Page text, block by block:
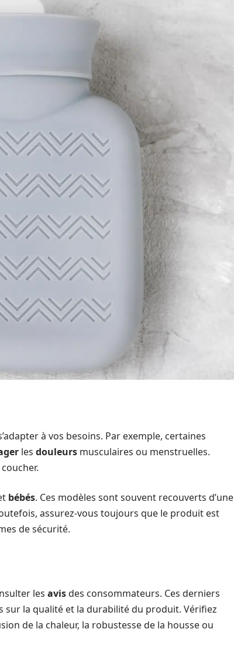
à vos besoins. Par exemple, certaines
les douleurs musculaires ou menstruelles.
bébés. Ces modèles sont souvent recouverts d’une
assurez-vous toujours que le produit est
de sécurité.
les avisdes consommateurs. Ces derniers
la qualité et la durabilité du produit. Vérifiez
de la chaleur, la robustesse de la housse ou